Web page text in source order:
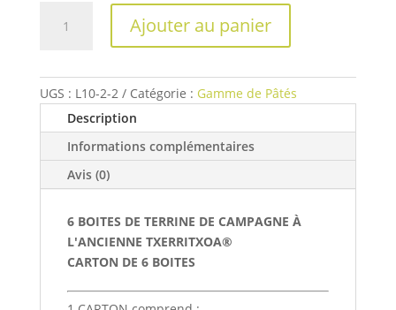
campagne
l'ancienne
-
Txerritxoa
Ajouter au panier
UGS : L10-2-2 Catégorie : Gamme de Pâtés
Description
Informations complémentaires
Avis (0)
6 BOITES DE TERRINE DE CAMPAGNE À
L'ANCIENNE TXERRITXOA®
CARTON DE 6 BOITES